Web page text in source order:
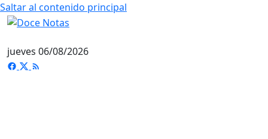
Saltar al contenido principal
jueves 06/08/2026